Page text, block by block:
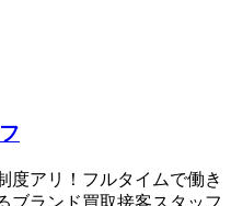
度アリ！フルタイムで働き